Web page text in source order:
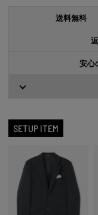
送料無料
安心
SETUP ITEM